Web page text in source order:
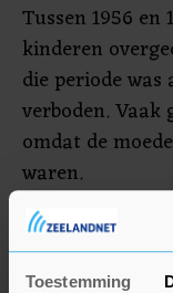
Toestemming
Tussen 1956 en
kinderen
die periode
verboden.
omdat de
waren.